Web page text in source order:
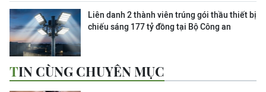
Liên danh 2 thành viên trúng gói thầu thiết bị
chiếu sáng 177 tỷ đồng tại Bộ Công an
TIN CÙNG CHUYÊN MỤC